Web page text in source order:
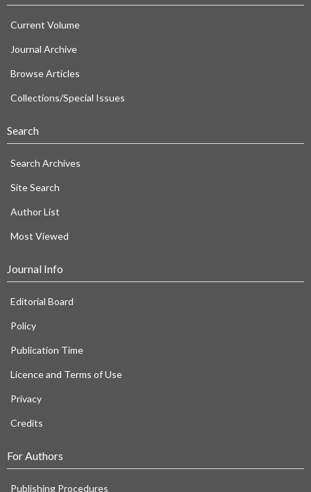
Current Volume
Journal Archive
Browse Articles
Collections/Special Issues
Search
Search Archives
Site Search
Author List
Most Viewed
Journal Info
Editorial Board
Policy
Publication Time
Licence and Terms of Use
Privacy
Credits
For Authors
Publishing Procedures